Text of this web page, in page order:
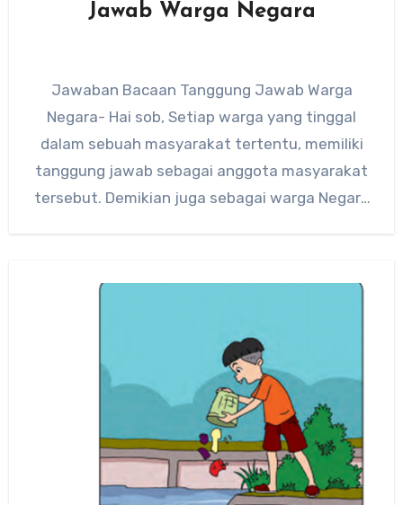
Jawab Warga Negara
Jawaban Bacaan Tanggung Jawab Warga
Negara- Hai sob, Setiap warga yang tinggal
dalam sebuah masyarakat tertentu, memiliki
tanggung jawab sebagai anggota masyarakat
tersebut. Demikian juga sebagai warga Negara